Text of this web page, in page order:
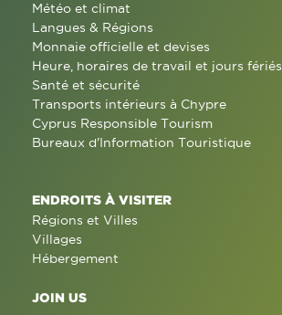
Météo et climat
Langues & Régions
Monnaie officielle et devises
Heure, horaires de travail et jours fériés
Santé et sécurité
Transports intérieurs à Chypre
Cyprus Responsible Tourism
Bureaux d'Information Touristique
ENDROITS À VISITER
Régions et Villes
Villages
Hébergement
JOIN US